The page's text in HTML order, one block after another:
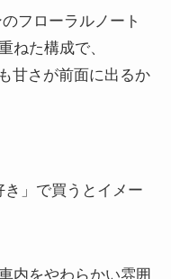
フローラルノート
ねた構成で、
甘さが前面に出るか
」で買うとイメー
内をやわらかい雰囲